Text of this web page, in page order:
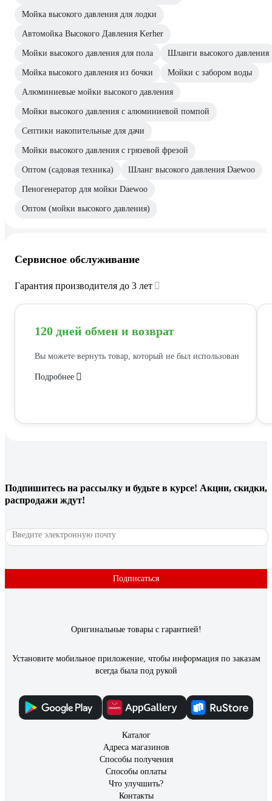
Мойка высокого давления для лодки
Автомойка Высокого Давления Kerher
Мойки высокого давления для пола Шланги высокого давления
Мойка высокого давления из бочки Мойки с забором воды
Алюминиевые мойки высокого давления
Мойки высокого давления с алюминиевой помпой
Септики накопительные для дачи
Мойки высокого давления с грязевой фрезой
Оптом (садовая техника) Шланг высокого давления Daewoo
Пеногенератор для мойки Daewoo
Оптом (мойки высокого давления)
Сервисное обслуживание
Гарантия производителя до 3 лет
120 дней обмен и возврат
Вы можете вернуть товар, который не был использован
Подробнее
Подпишитесь на рассылку и будьте в курсе! Акции, скидки,
распродажи ждут!
Подписаться
Оригинальные товары с гарантией!
Установите мобильное приложение, чтобы информация по заказам
всегда была под рукой
Каталог
Адреса магазинов
Способы получения
Способы оплаты
Что улучшить?
Контакты